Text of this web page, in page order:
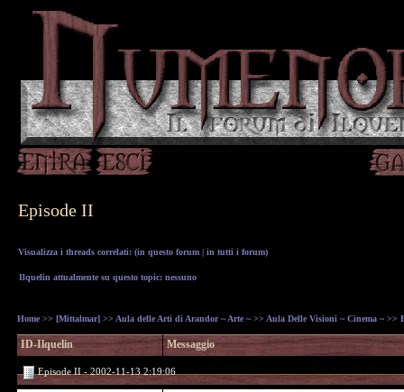
Episode II
Visualizza i threads correlati: (in questo forum | in tutti i forum)
Ilquelin attualmente su questo topic: nessuno
Home >> [Mittalmar] >> Aula delle Arti di Arandor ~ Arte ~ >> Aula Delle Visioni ~ Cinema ~ >>
ID-Ilquelin Messaggio
Episode II - 2002-11-13 2:19:06